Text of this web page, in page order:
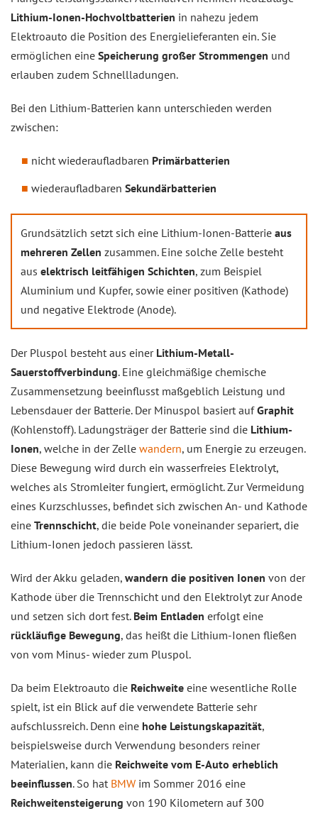
Lithium-Ionen-Hochvoltbatterien in nahezu jedem
Elektroauto die Position des Energielieferanten ein. Sie
ermöglichen eine Speicherung großer Strommengen und
erlauben zudem Schnellladungen.
Bei den Lithium-Batterien kann unterschieden werden
zwischen:
nicht wiederaufladbaren Primärbatterien
wiederaufladbaren Sekundärbatterien
Grundsätzlich setzt sich eine Lithium-Ionen-Batterie aus
mehreren Zellen zusammen. Eine solche Zelle besteht
aus elektrisch leitfähigen Schichten, zum Beispiel
Aluminium und Kupfer, sowie einer positiven (Kathode)
und negative Elektrode (Anode).
Der Pluspol besteht aus einer Lithium-Metall-
Sauerstoffverbindung. Eine gleichmäßige chemische
Zusammensetzung beeinflusst maßgeblich Leistung und
Lebensdauer der Batterie. Der Minuspol basiert aufGraphit
(Kohlenstoff). Ladungsträger der Batterie sind die Lithium-
Ionen, welche in der Zelle wandern, um Energie zu erzeugen.
Diese Bewegung wird durch ein wasserfreies Elektrolyt,
welches als Stromleiter fungiert, ermöglicht. Zur Vermeidung
eines Kurzschlusses, befindet sich zwischen An- und Kathode
eine Trennschicht, die beide Pole voneinander separiert, die
Lithium-Ionen jedoch passieren lässt.
Wird der Akku geladen, wandern die positiven Ionen von der
Kathode über die Trennschicht und den Elektrolyt zur Anode
und setzen sich dort fest. Beim Entladen erfolgt eine
rückläufige Bewegung, das heißt die Lithium-Ionen fließen
von vom Minus- wieder zum Pluspol.
Da beim Elektroauto die Reichweite eine wesentliche Rolle
spielt, ist ein Blick auf die verwendete Batterie sehr
aufschlussreich. Denn eine hohe Leistungskapazität,
beispielsweise durch Verwendung besonders reiner
Materialien, kann die Reichweite vom E-Auto erheblich
beeinflussen. So hat BMW im Sommer 2016 eine
Reichweitensteigerung von 190 Kilometern auf 300